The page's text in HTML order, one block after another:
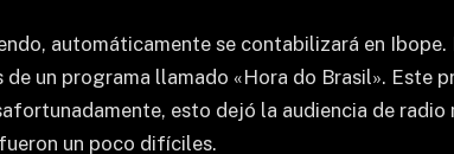
automáticamente se contabilizará en
un programa llamado «Hora do Brasil». Este
esto dejó la audiencia de
un poco difíciles.